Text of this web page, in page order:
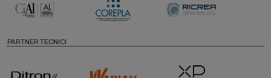
PARTNER TECNICI